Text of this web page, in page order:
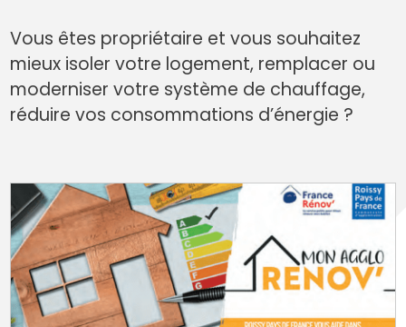
Vous êtes propriétaire et vous souhaitez
mieux isoler votre logement, remplacer ou
moderniser votre système de chauffage,
réduire vos consommations d’énergie ?